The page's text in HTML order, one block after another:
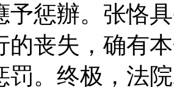
予惩辦。张恪
的丧失，确有
罚。终极，法